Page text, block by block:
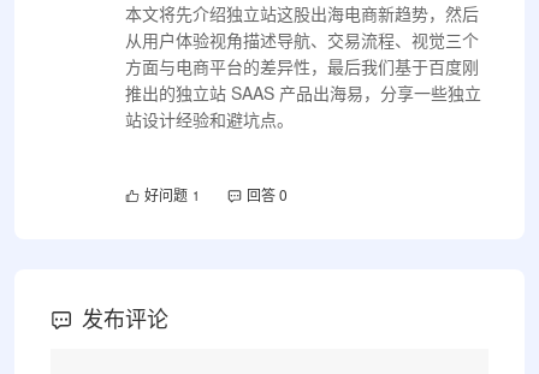
本文将先介绍独立站这股出海电商新趋势，然后
从用户体验视角描述导航、交易流程、视觉三个
方面与电商平台的差异性，最后我们基于百度刚
推出的独立站 SAAS 产品出海易，分享一些独立
站设计经验和避坑点。
好问题 1 回答 0
发布评论